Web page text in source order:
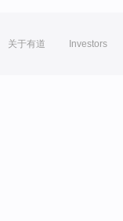
关于有道 Investors